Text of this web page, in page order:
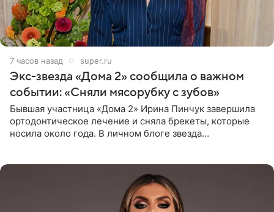
7 часов назад super.ru
Экс-звезда «Дома 2» сообщила о важном
событии: «Сняли мясорубку с зубов»
Бывшая участница «Дома 2» Ирина Пинчук завершила
ортодонтическое лечение и сняла брекеты, которые
носила около года. В личном блоге звезда